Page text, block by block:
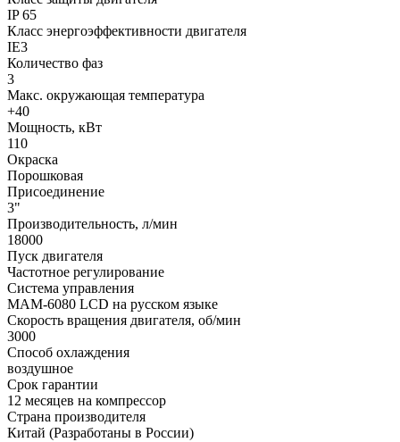
IP 65
Класс энергоэффективности двигателя
IE3
Количество фаз
3
Макс. окружающая температура
+40
Мощность, кВт
110
Окраска
Порошковая
Присоединение
3"
Производительность, л/мин
18000
Пуск двигателя
Частотное регулирование
Система управления
МАМ-6080 LCD на русском языке
Скорость вращения двигателя, об/мин
3000
Способ охлаждения
воздушное
Срок гарантии
12 месяцев на компрессор
Страна производителя
Китай (Разработаны в России)